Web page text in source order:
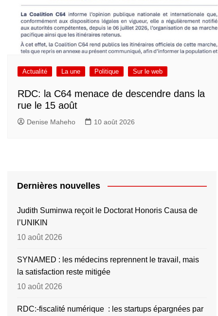
Actualité La une Politique Sur le web
RDC: la C64 menace de descendre dans la
rue le 15 août
Denise Maheho 10 août 2026
Dernières nouvelles
Judith Suminwa reçoit le Doctorat Honoris Causa de
l’UNIKIN
10 août 2026
SYNAMED : les médecins reprennent le travail, mais
la satisfaction reste mitigée
10 août 2026
RDC:-fiscalité numérique : les startups épargnées par